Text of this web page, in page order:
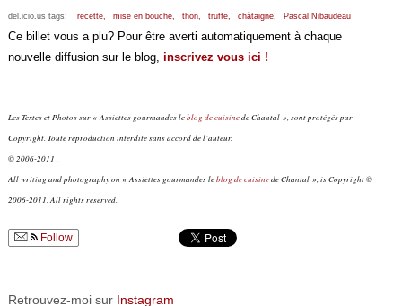
del.icio.us tags: recette, mise en bouche, thon, truffe, châtaigne, Pascal Nibaudeau
Ce billet vous a plu? Pour être averti automatiquement à chaque
nouvelle diffusion sur le blog, inscrivez vous ici !
Les Textes et Photos sur « Assiettes gourmandes leblog de cuisinede Chantal », sont protégés par
Copyright. Toute reproduction interdite sans accord de l’auteur.
© 2006-2011 .
All writing and photography on « Assiettes gourmandes leblog de cuisinede Chantal », is Copyright ©
2006-2011. All rights reserved.
Follow
Retrouvez-moi sur Instagram